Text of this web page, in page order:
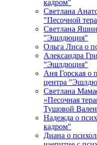
кадром"
Светлана
"Песочной
Светлана
"Эшлдюция"
Ольга Лиса о
Александра
"Эшлдюция"
Аня Горская о
центра
Светлана
«Песочная
Тушовой
Надежда о
кадром"
Диана о